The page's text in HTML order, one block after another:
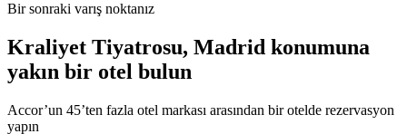
Bir sonraki varış noktanız
Kraliyet Tiyatrosu, Madrid konumuna
yakın bir otel bulun
Accor’un 45’ten fazla otel markası arasından bir otelde rezervasyon
yapın